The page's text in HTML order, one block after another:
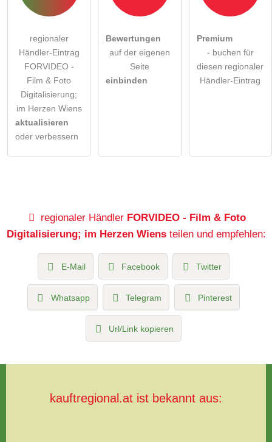
regionaler
Händler-Eintrag
FORVIDEO -
Film & Foto
Digitalisierung;
im Herzen Wiens
aktualisieren
oder verbessern
Bewertungen
auf der eigenen
Seite
einbinden
Premium
- buchen für
diesen regionaler
Händler-Eintrag
regionaler Händler FORVIDEO - Film & Foto
Digitalisierung; im Herzen Wiensteilen und empfehlen:
E-Mail Facebook Twitter
Whatsapp Telegram Pinterest
Url/Link kopieren
kauftregional.at ist bekannt aus: